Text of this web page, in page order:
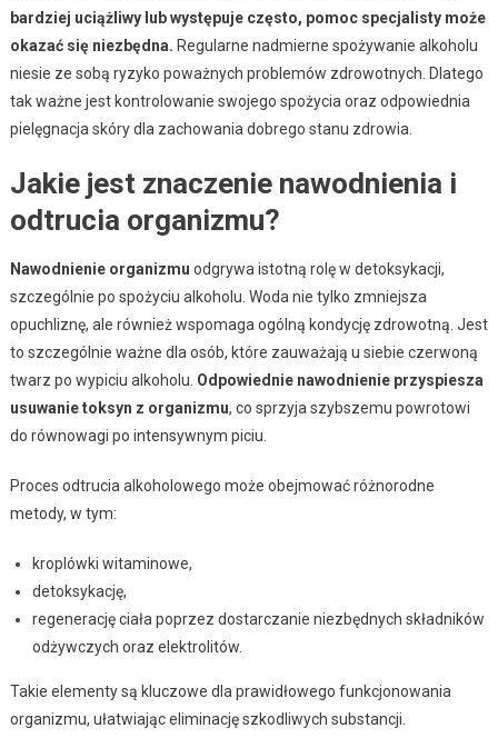
bardziej uciążliwy lub występuje często, pomoc specjalisty może
okazać się niezbędna. Regularne nadmierne spożywanie alkoholu
niesie ze sobą ryzyko poważnych problemów zdrowotnych. Dlatego
tak ważne jest kontrolowanie swojego spożycia oraz odpowiednia
pielęgnacja skóry dla zachowania dobrego stanu zdrowia.
Jakie jest znaczenie nawodnienia i
odtrucia organizmu?
Nawodnienie organizmu odgrywa istotną rolę w detoksykacji,
szczególnie po spożyciu alkoholu. Woda nie tylko zmniejsza
opuchliznę, ale również wspomaga ogólną kondycję zdrowotną. Jest
to szczególnie ważne dla osób, które zauważają u siebie czerwoną
twarz po wypiciu alkoholu. Odpowiednie nawodnienie przyspiesza
usuwanie toksyn z organizmu, co sprzyja szybszemu powrotowi
do równowagi po intensywnym piciu.
Proces odtrucia alkoholowego może obejmować różnorodne
metody, w tym:
kroplówki witaminowe,
detoksykację,
regenerację ciała poprzez dostarczanie niezbędnych składników
odżywczych oraz elektrolitów.
Takie elementy są kluczowe dla prawidłowego funkcjonowania
organizmu, ułatwiając eliminację szkodliwych substancji.